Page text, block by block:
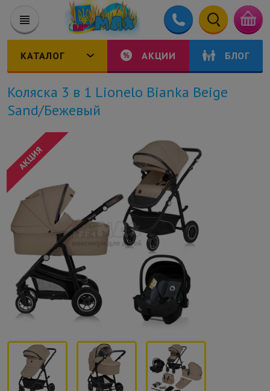
КАТАЛОГ АКЦИИ БЛОГ
Коляска 3 в 1 Lionelo Bianka Beige
Sand/Бежевый